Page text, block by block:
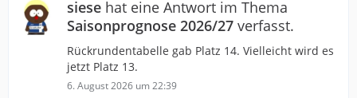
siese hat eine Antwort im Thema
Saisonprognose 2026/27 verfasst.
Rückrundentabelle gab Platz 14. Vielleicht wird es
jetzt Platz 13.
6. August 2026 um 22:39